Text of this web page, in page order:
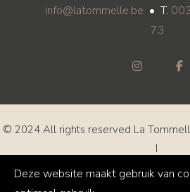
Deze website maakt gebruik van
info@latommelle.be • T.
73
© 2024 All rights reserved La
I
Privacy
I Disclaimer